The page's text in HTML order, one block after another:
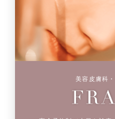
美容皮膚科